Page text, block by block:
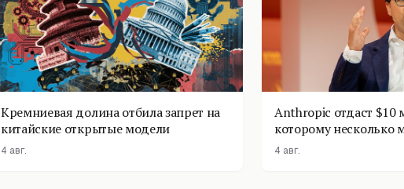
Кремниевая долина отбила запрет на
китайские открытые модели
4 авг.
Anthropic отдаст $10
которому несколько
4 авг.